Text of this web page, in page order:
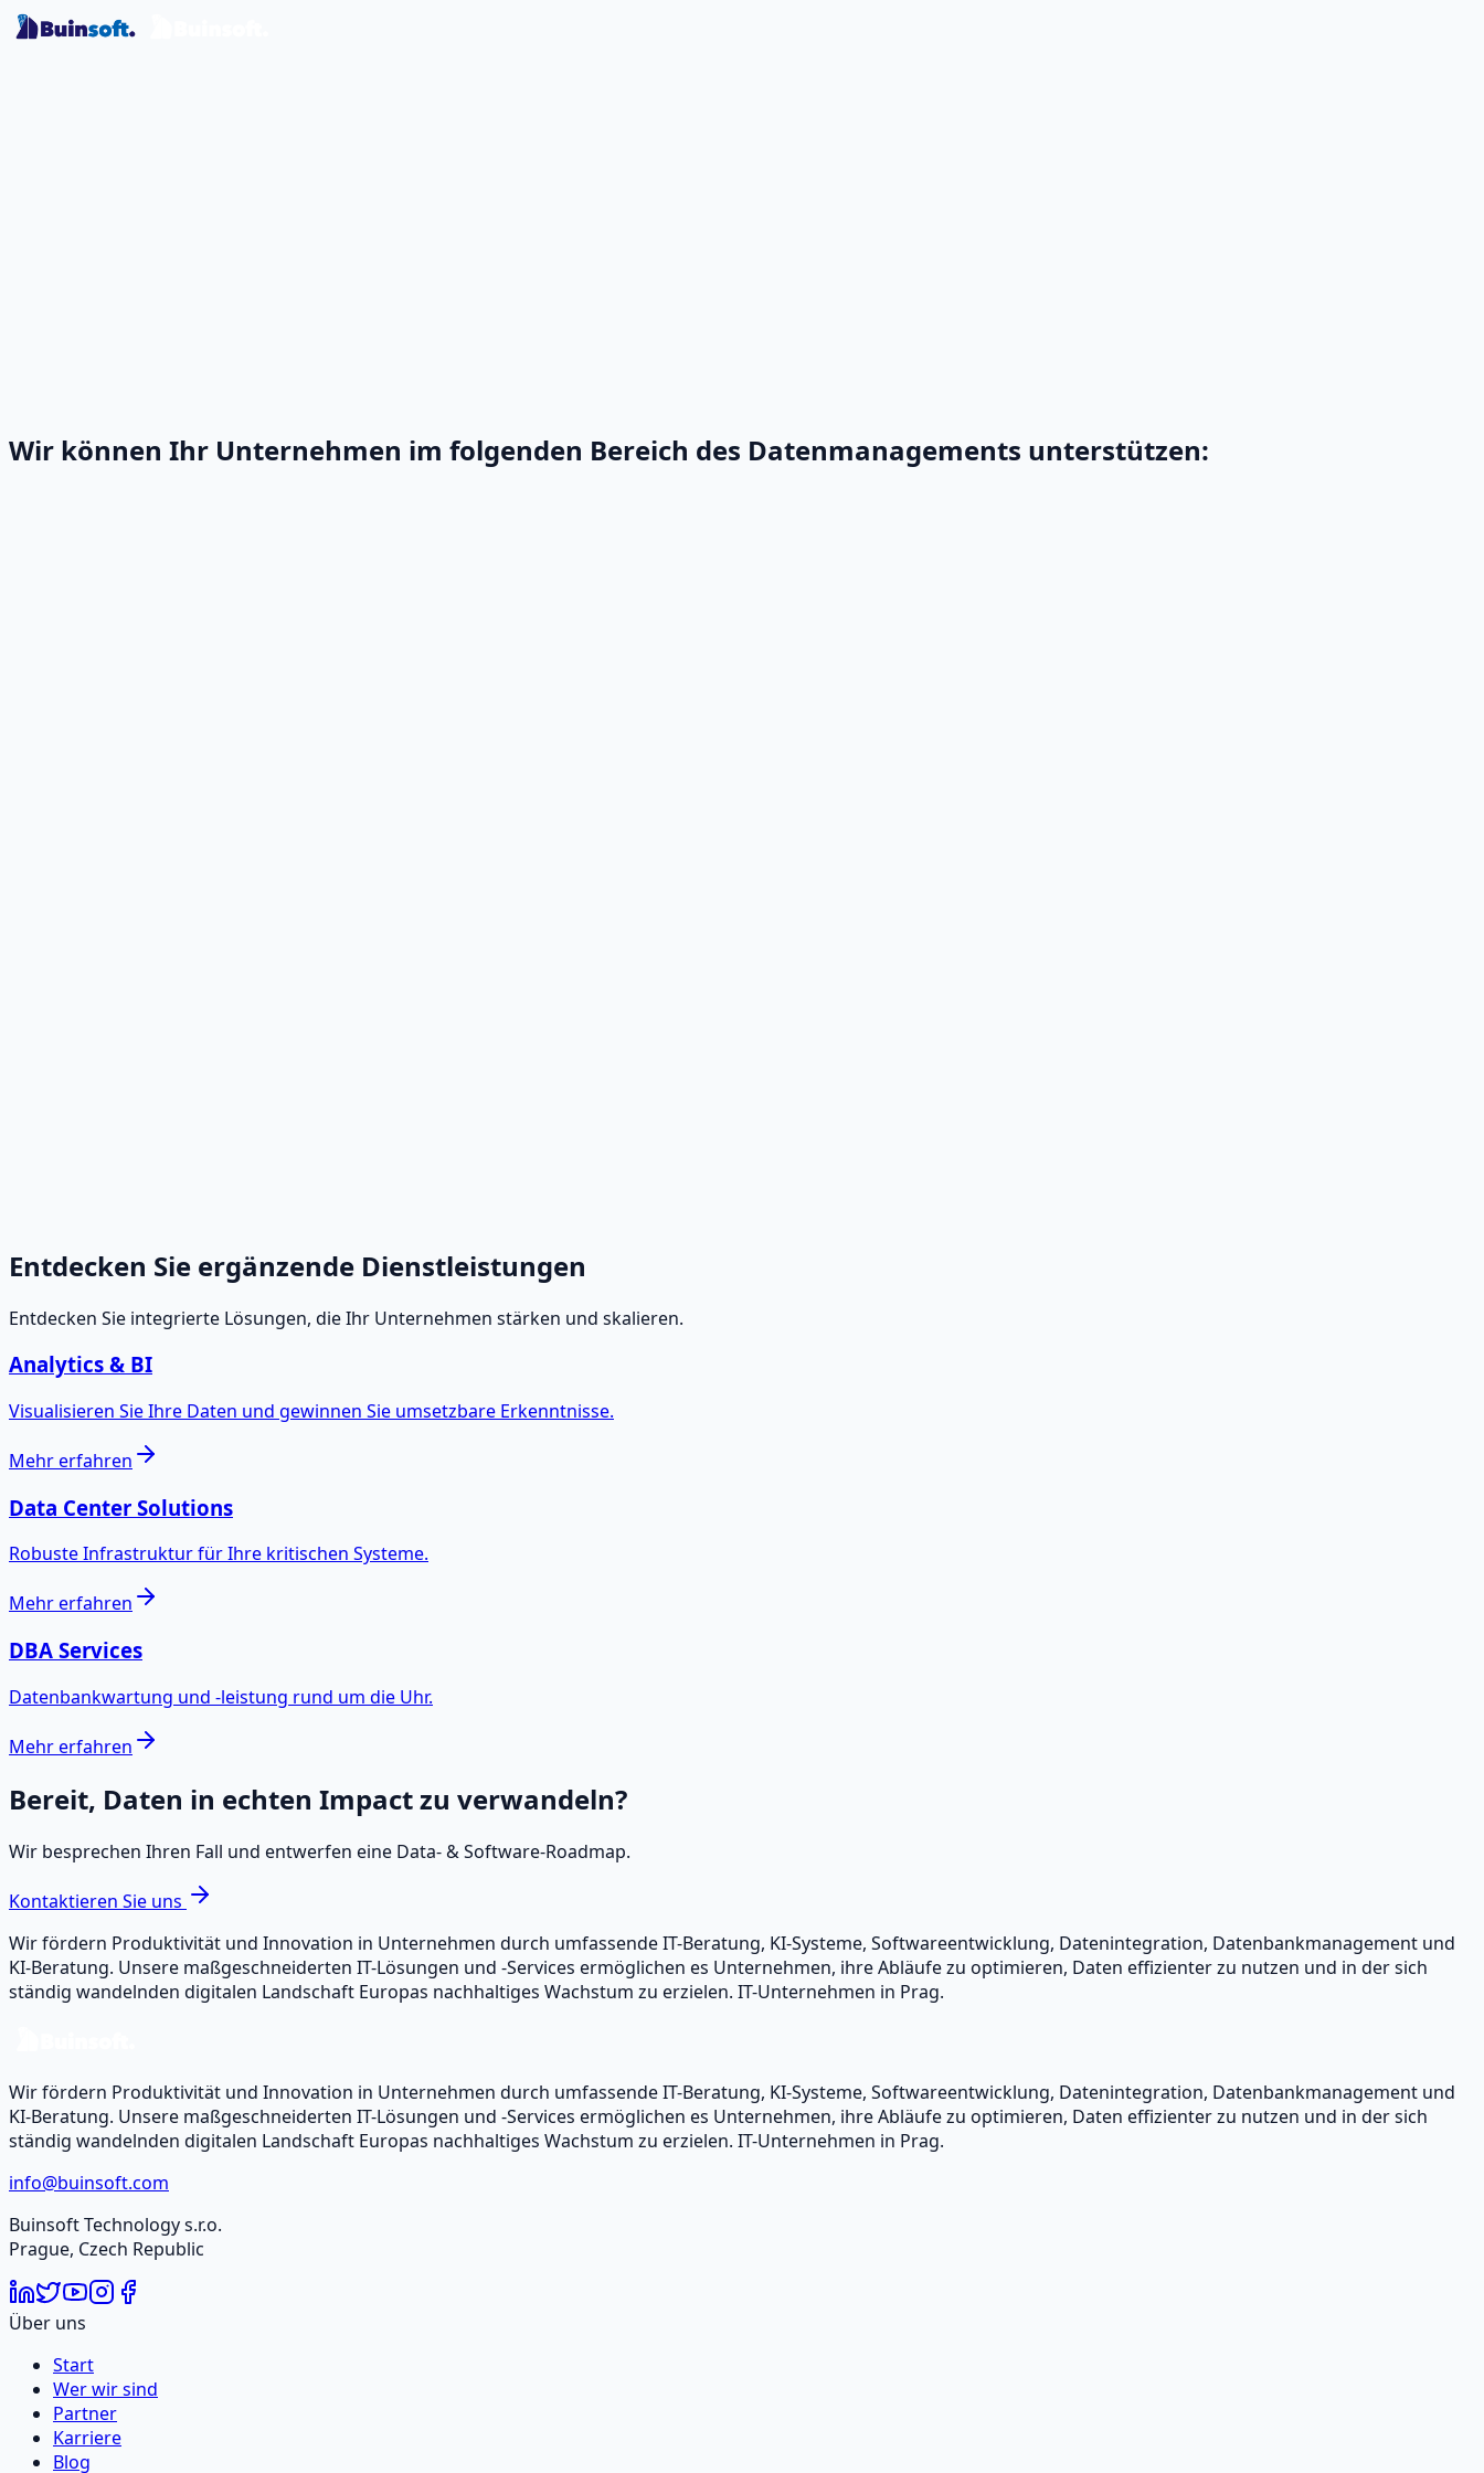
Wir können Ihr Unternehmen im folgenden Bereich des Datenmanagements unterstützen:
Entdecken Sie ergänzende Dienstleistungen
Entdecken Sie integrierte Lösungen, die Ihr Unternehmen stärken und skalieren.
Analytics & BI
Visualisieren Sie Ihre Daten und gewinnen Sie umsetzbare Erkenntnisse.
Mehr erfahren
Data Center Solutions
Robuste Infrastruktur für Ihre kritischen Systeme.
Mehr erfahren
DBA Services
Datenbankwartung und -leistung rund um die Uhr.
Mehr erfahren
Bereit, Daten in echten Impact zu verwandeln?
Wir besprechen Ihren Fall und entwerfen eine Data‑ & Software‑Roadmap.
Kontaktieren Sie uns
Wir fördern Produktivität und Innovation in Unternehmen durch umfassende IT-Beratung, KI-Systeme, Softwareentwicklung, Datenintegration, Datenbankmanagement und
KI-Beratung. Unsere maßgeschneiderten IT-Lösungen und -Services ermöglichen es Unternehmen, ihre Abläufe zu optimieren, Daten effizienter zu nutzen und in der sich
ständig wandelnden digitalen Landschaft Europas nachhaltiges Wachstum zu erzielen. IT-Unternehmen in Prag.
Wir fördern Produktivität und Innovation in Unternehmen durch umfassende IT-Beratung, KI-Systeme, Softwareentwicklung, Datenintegration, Datenbankmanagement und
KI-Beratung. Unsere maßgeschneiderten IT-Lösungen und -Services ermöglichen es Unternehmen, ihre Abläufe zu optimieren, Daten effizienter zu nutzen und in der sich
ständig wandelnden digitalen Landschaft Europas nachhaltiges Wachstum zu erzielen. IT-Unternehmen in Prag.
info@buinsoft.com
Buinsoft Technology s.r.o.
Prague, Czech Republic
Über uns
Start
Wer wir sind
Partner
Karriere
Blog